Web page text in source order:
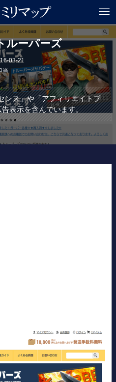
ルーパーズ
03-21
当
ンス」や「アフィリエイトプ
表示を含んでいます。